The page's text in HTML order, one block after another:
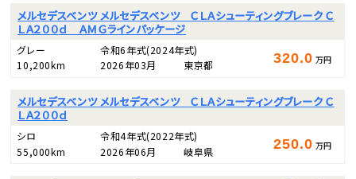
メルセデスベンツ メルセデスベンツ ＣＬＡシューティングブレーク Ｃ
ＬＡ２００ｄ ＡＭＧラインパッケージ
グレー 令和6年式(2024年式)
10,200km
2026年03月 東京都 320.0 万円
メルセデスベンツ メルセデスベンツ ＣＬＡシューティングブレーク Ｃ
ＬＡ２００ｄ
シロ 令和4年式(2022年式)
55,000km
2026年06月 岐阜県 250.0 万円